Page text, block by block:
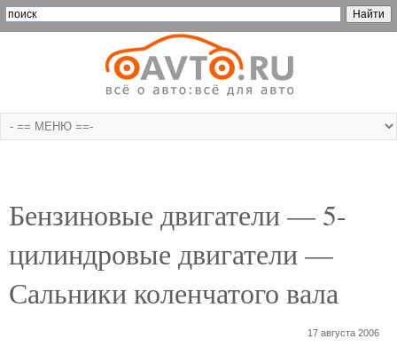
Бензиновые двигатели — 5-
цилиндровые двигатели —
Сальники коленчатого вала
17 августа 2006